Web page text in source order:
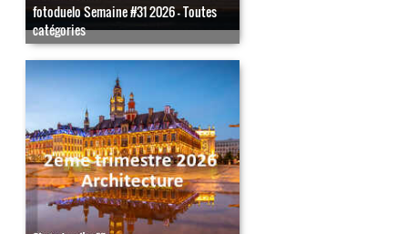
fotoduelo Semaine #31 2026 - Toutes
catégories